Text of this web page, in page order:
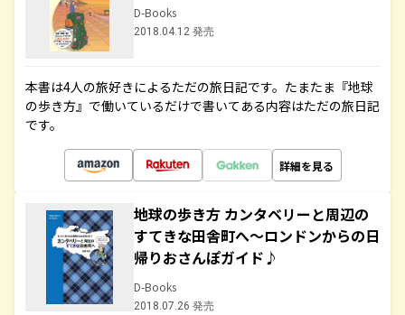
D-Books
2018.04.12 発売
本書は4人の旅好きによるただの旅日記です。たまたま『地球
の歩き方』で働いているだけで書いてある内容はただの旅日記
です。
詳細を見る
地球の歩き方 カンタベリーと周辺の
すてきな田舎町へ～ロンドンからの日
帰りおさんぽガイド♪
D-Books
2018.07.26 発売